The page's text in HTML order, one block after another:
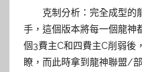
克制分析：完全成型的
手，這個版本將每一個龍神
個3費主C和四費主C削弱後
瞭，而此時拿到龍神聯盟/